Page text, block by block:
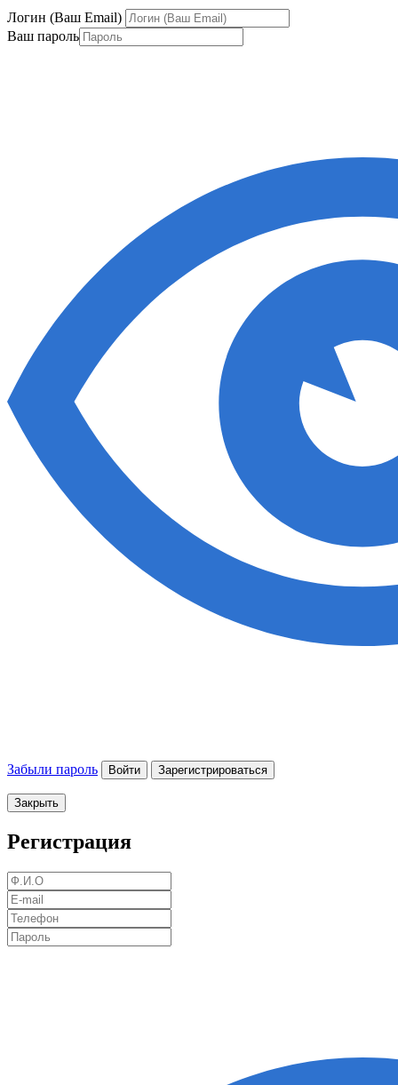
Логин (Ваш Email)
Ваш пароль
Забыли пароль Войти Зарегистрироваться
Закрыть
Регистрация